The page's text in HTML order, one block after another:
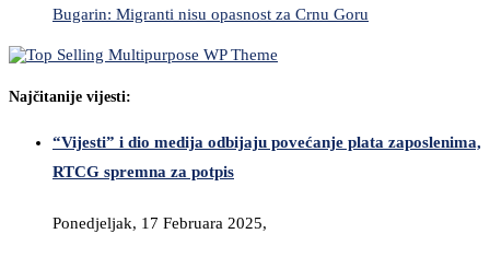
Bugarin: Migranti nisu opasnost za Crnu Goru
Najčitanije vijesti:
“Vijesti” i dio medija odbijaju povećanje plata zaposlenima,
RTCG spremna za potpis
Ponedjeljak, 17 Februara 2025,